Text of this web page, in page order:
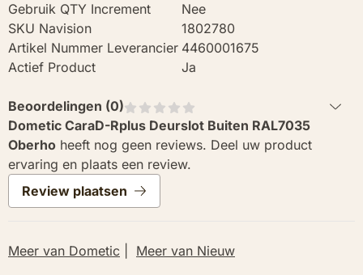
Gebruik QTY Increment
Nee
SKU Navision
1802780
Artikel Nummer Leverancier 4460001675
Actief Product
Ja
Beoordelingen (0)
Dometic CaraD-Rplus Deurslot Buiten RAL7035
Oberho heeft nog geen reviews. Deel uw product
ervaring en plaats een review.
Review plaatsen
Meer van Dometic Meer van Nieuw